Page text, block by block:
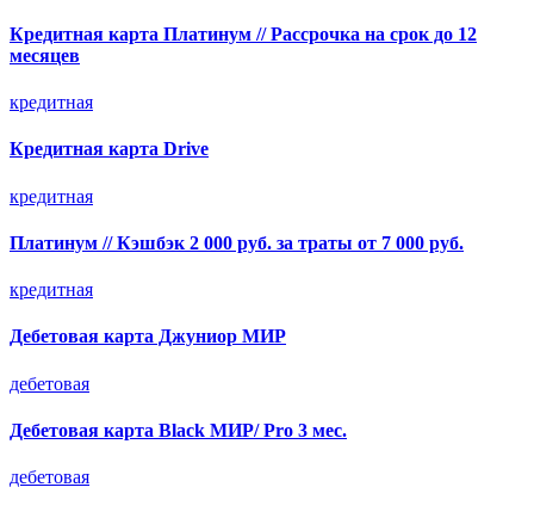
Кредитная карта Платинум // Рассрочка на срок до 12
месяцев
кредитная
Кредитная карта Drive
кредитная
Платинум // Кэшбэк 2 000 руб. за траты от 7 000 руб.
кредитная
Дебетовая карта Джуниор МИР
дебетовая
Дебетовая карта Black МИР/ Pro 3 мес.
дебетовая